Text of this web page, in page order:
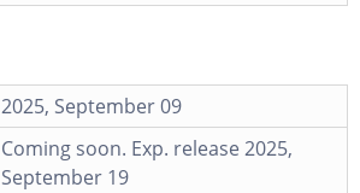
2025, September 09
Coming soon. Exp. release 2025,
September 19